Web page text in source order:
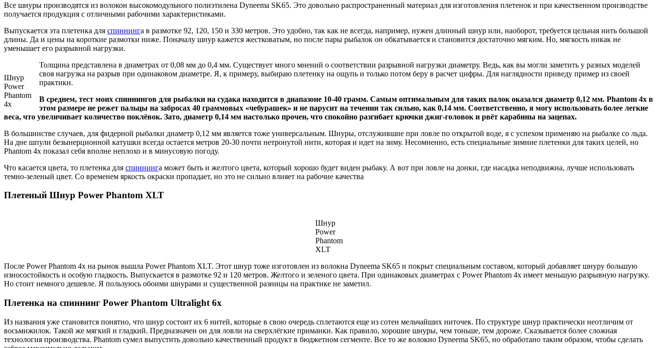
Все шнуры производятся из волокон высокомодульного полиэтилена Dyneema SK65. Это довольно распространенный материал для изготовления плетенок и при качественном производстве
получается продукция с отличными рабочими характеристиками.
Выпускается эта плетенка для спиннинга в размотке 92, 120, 150 и 330 метров. Это удобно, так как не всегда, например, нужен длинный шнур или, наоборот, требуется цельная нить большой
длины. Да и цены на короткие размотки ниже. Поначалу шнур кажется жестковатым, но после пары рыбалок он обкатывается и становится достаточно мягким. Но, мягкость никак не
уменьшает его разрывной нагрузки.
Шнур
Power
Phantom
4x
Толщина представлена в диаметрах от 0,08 мм до 0,4 мм. Существует много мнений о соответствии разрывной нагрузки диаметру. Ведь, как вы могли заметить у разных моделей
своя нагрузка на разрыв при одинаковом диаметре. Я, к примеру, выбираю плетенку на ощупь и только потом беру в расчет цифры. Для наглядности приведу пример из своей
практики.
В среднем, тест моих спиннингов для рыбалки на судака находится в диапазоне 10-40 грамм. Самым оптимальным для таких палок оказался диаметр 0,12 мм. Phantom 4x в
этом размере не режет пальцы на забросах 40 граммовых «чебурашек» и не парусит на течении так сильно, как 0,14 мм. Соответственно, я могу использовать более легкие
веса, что увеличивает количество поклёвок. Зато, диаметр 0,14 мм настолько прочен, что спокойно разгибает крючки джиг-головок и рвёт карабины на зацепах.
В большинстве случаев, для фидерной рыбалки диаметр 0,12 мм является тоже универсальным. Шнуры, отслужившие при ловле по открытой воде, я с успехом применяю на рыбалке со льда.
На дне шпули безынерционной катушки всегда остается метров 20-30 почти нетронутой нити, которая и идет на зиму. Несомненно, есть специальные зимние плетенки для таких целей, но
Phantom 4x показал себя вполне неплохо и в минусовую погоду.
Что касается цвета, то плетенка для спиннинга может быть и желтого цвета, который хорошо будет виден рыбаку. А вот при ловле на донки, где насадка неподвижна, лучше использовать
темно-зеленый цвет. Со временем яркость окраски пропадает, но это не сильно влияет на рабочие качества
Плетеный Шнур Power Phantom XLT
Шнур
Power
Phantom
XLT
После Power Phantom 4x на рынок вышла Power Phantom XLT. Этот шнур тоже изготовлен из волокна Dyneema SK65 и покрыт специальным составом, который добавляет шнуру большую
износостойкость и особую гладкость. Выпускается в размотке 92 и 120 метров. Желтого и зеленого цвета. При одинаковых диаметрах с Power Phantom 4x имеет меньшую разрывную нагрузку.
Но стоит немного дешевле. Я пользуюсь обоими шнурами и существенной разницы на практике не заметил.
Плетенка на спиннинг Power Phantom Ultralight 6x
Из названия уже становится понятно, что шнур состоит их 6 нитей, которые в свою очередь сплетаются еще из сотен мельчайших ниточек. По структуре шнур практически неотличим от
восьмижилок. Такой же мягкий и гладкий. Предназначен он для ловли на сверхлёгкие приманки. Как правило, хорошие шнуры, чем тоньше, тем дороже. Сказывается более сложная
технология производства. Phantom сумел выпустить довольно качественный продукт в бюджетном сегменте. Все то же волокно Dyneema SK65, но обработано таким образом, чтобы сделать